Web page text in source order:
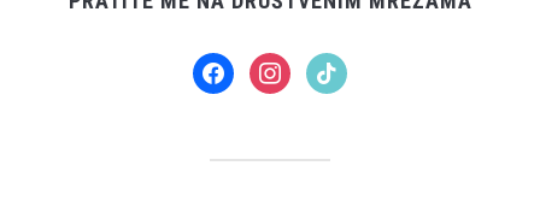
facebookinstagram
tiktok